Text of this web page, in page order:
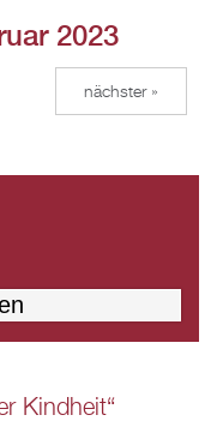
2023
nächster »
Kindheit“